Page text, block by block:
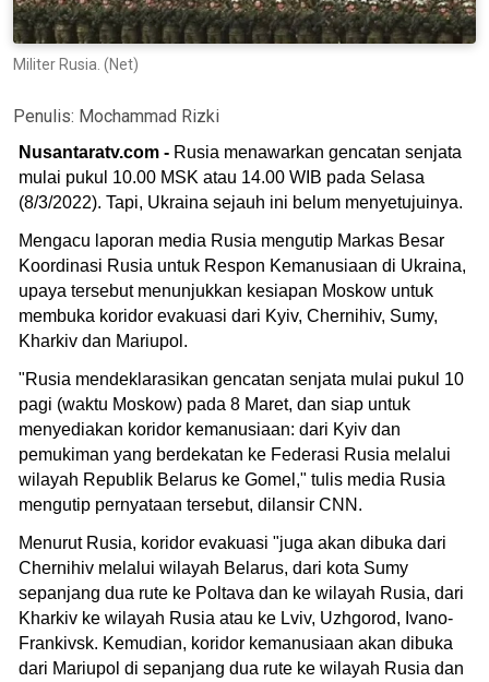
Militer Rusia. (Net)
Penulis: Mochammad Rizki
Nusantaratv.com - Rusia menawarkan gencatan senjata
mulai pukul 10.00 MSK atau 14.00 WIB pada Selasa
(8/3/2022). Tapi, Ukraina sejauh ini belum menyetujuinya.
Mengacu laporan media Rusia mengutip Markas Besar
Koordinasi Rusia untuk Respon Kemanusiaan di Ukraina,
upaya tersebut menunjukkan kesiapan Moskow untuk
membuka koridor evakuasi dari Kyiv, Chernihiv, Sumy,
Kharkiv dan Mariupol.
"Rusia mendeklarasikan gencatan senjata mulai pukul 10
pagi (waktu Moskow) pada 8 Maret, dan siap untuk
menyediakan koridor kemanusiaan: dari Kyiv dan
pemukiman yang berdekatan ke Federasi Rusia melalui
wilayah Republik Belarus ke Gomel," tulis media Rusia
mengutip pernyataan tersebut, dilansir CNN.
Menurut Rusia, koridor evakuasi "juga akan dibuka dari
Chernihiv melalui wilayah Belarus, dari kota Sumy
sepanjang dua rute ke Poltava dan ke wilayah Rusia, dari
Kharkiv ke wilayah Rusia atau ke Lviv, Uzhgorod, Ivano-
Frankivsk. Kemudian, koridor kemanusiaan akan dibuka
dari Mariupol di sepanjang dua rute ke wilayah Rusia dan